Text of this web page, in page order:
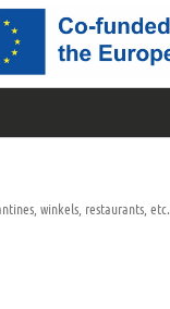
winkels, restaurants, etc.